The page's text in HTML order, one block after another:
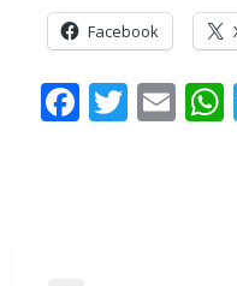
Facebook
Facebook